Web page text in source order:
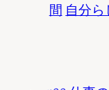
間 自分ら